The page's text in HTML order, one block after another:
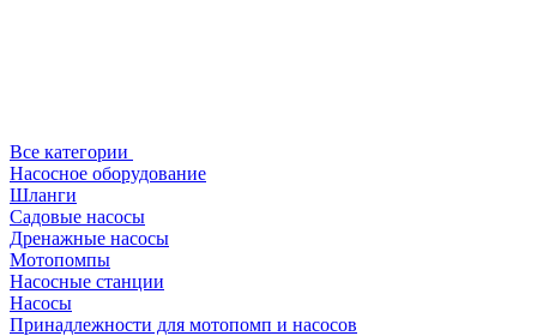
Все категории
Насосное оборудование
Шланги
Садовые насосы
Дренажные насосы
Мотопомпы
Насосные станции
Насосы
Принадлежности для мотопомп и насосов